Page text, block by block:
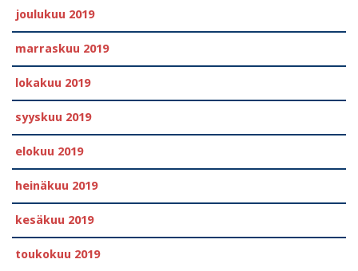
joulukuu 2019
marraskuu 2019
lokakuu 2019
syyskuu 2019
elokuu 2019
heinäkuu 2019
kesäkuu 2019
toukokuu 2019